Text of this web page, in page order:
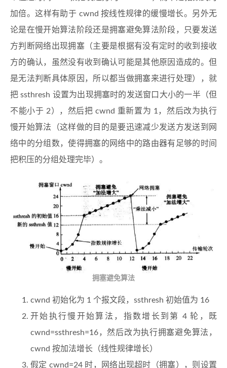
加倍。这样有助于 cwnd 按线性规律的缓慢增长。另外无
论是在慢开始算法阶段还是拥塞避免算法阶段，只要发送
方判断网络出现拥塞（主要是根据有没有定时的收到接收
方的确认，虽然没有收到确认可能是其他原因造成的。但
是无法判断具体原因，所以都当做拥塞来进行处理），就
把 ssthresh 设置为出现拥塞时的发送窗口大小的一半（但
不能小于 2），然后把 cwnd 重新置为 1，然后改为执行
慢开始算法（这样做的目的是要迅速减少发送方发送到网
络中的分组数，使得拥塞的网络中的路由器有足够的时间
把积压的分组处理完毕）。
拥塞避免算法
cwnd 初始化为 1 个报文段，ssthresh 初始值为 16
开始执行慢开始算法，指数增长到第 4 轮，既
cwnd=ssthresh=16，然后改为执行拥塞避免算法，
cwnd 按加法增长（线性规律增长）
假定 cwnd=24 时，网络出现超时（拥塞），则设置